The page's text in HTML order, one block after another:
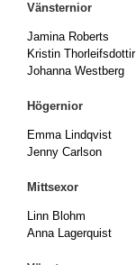
Vänsternior
Jamina Roberts
Kristin Thorleifsdottir
Johanna Westberg
Högernior
Emma Lindqvist
Jenny Carlson
Mittsexor
Linn Blohm
Anna Lagerquist